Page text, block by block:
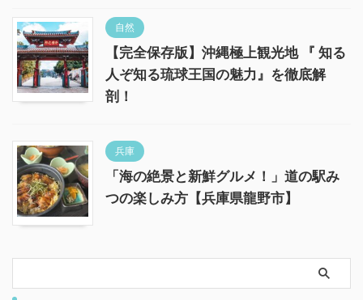
自然
【完全保存版】沖縄極上観光地 『 知る
人ぞ知る琉球王国の魅力』を徹底解
剖！
兵庫
「海の絶景と新鮮グルメ！」道の駅み
つの楽しみ方【兵庫県龍野市】